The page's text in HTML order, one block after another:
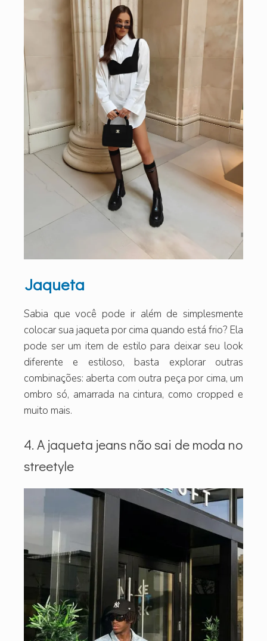
Jaqueta
Sabia que você pode ir além de simplesmente
colocar sua jaqueta por cima quando está frio? Ela
pode ser um item de estilo para deixar seu look
diferente e estiloso, basta explorar outras
combinações: aberta com outra peça por cima, um
ombro só, amarrada na cintura, como cropped e
muito mais.
4. A jaqueta jeans não sai de moda no
streetyle